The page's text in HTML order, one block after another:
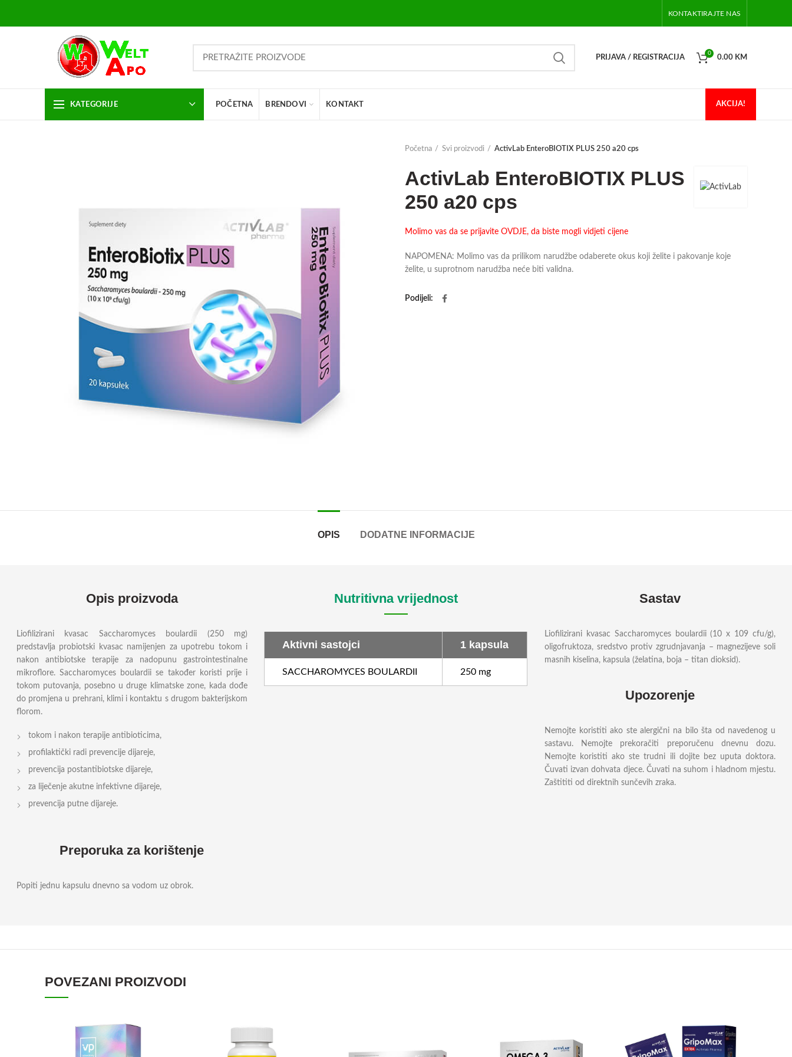
KONTAKTIRAJTE NAS
PRIJAVA / REGISTRACIJA
0
0.00 KM
KATEGORIJE POČETNA BRENDOVI KONTAKT AKCIJA!
Početna Svi proizvodi ActivLab EnteroBIOTIX PLUS 250 a20 cps
ActivLab EnteroBIOTIX PLUS
250 a20 cps
Molimo vas da se prijavite OVDJE, da biste mogli vidjeti cijene
NAPOMENA: Molimo vas da prilikom narudžbe odaberete okus koji želite i pakovanje koje
želite, u suprotnom narudžba neće biti validna.
Podijeli
OPIS DODATNE INFORMACIJE
Opis proizvoda
Liofilizirani kvasac Saccharomyces boulardii (250 mg)
predstavlja probiotski kvasac namijenjen za upotrebu tokom i
nakon antibiotske terapije za nadopunu gastrointestinalne
mikroflore. Saccharomyces boulardii se također koristi prije i
tokom putovanja, posebno u druge klimatske zone, kada dođe
do promjena u prehrani, klimi i kontaktu s drugom bakterijskom
florom.
tokom i nakon terapije antibioticima,
profilaktički radi prevencije dijareje,
prevencija postantibiotske dijareje,
za liječenje akutne infektivne dijareje,
prevencija putne dijareje.
Preporuka za korištenje
Popiti jednu kapsulu dnevno sa vodom uz obrok.
Nutritivna vrijednost
Aktivni sastojci 1 kapsula
SACCHAROMYCES BOULARDII 250 mg
Sastav
Liofilizirani kvasac Saccharomyces boulardii (10 x 109 cfu/g),
oligofruktoza, sredstvo protiv zgrudnjavanja – magnezijeve soli
masnih kiselina, kapsula (želatina, boja – titan dioksid).
Upozorenje
Nemojte koristiti ako ste alergični na bilo šta od navedenog u
sastavu. Nemojte prekoračiti preporučenu dnevnu dozu.
Nemojte koristiti ako ste trudni ili dojite bez uputa doktora.
Čuvati izvan dohvata djece. Čuvati na suhom i hladnom mjestu.
Zaštititi od direktnih sunčevih zraka.
POVEZANI PROIZVODI